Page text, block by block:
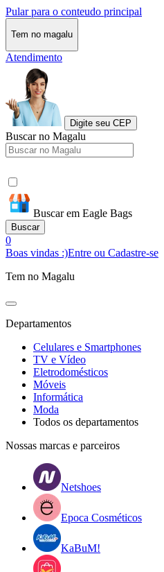
Pular para o conteudo principal
Tem no magalu
Atendimento
Digite seu CEP
Buscar no Magalu
Buscar em Eagle Bags
Buscar
0
Boas vindas :)Entre ou Cadastre-se
Tem no Magalu
Departamentos
Celulares e Smartphones
TV e Vídeo
Eletrodomésticos
Móveis
Informática
Moda
Todos os departamentos
Nossas marcas e parceiros
Netshoes
Epoca Cosméticos
KaBuM!